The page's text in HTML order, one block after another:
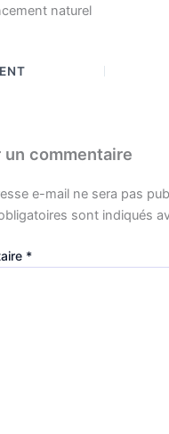
naturel
un commentaire
e-mail ne sera pas
sont indiqués
*